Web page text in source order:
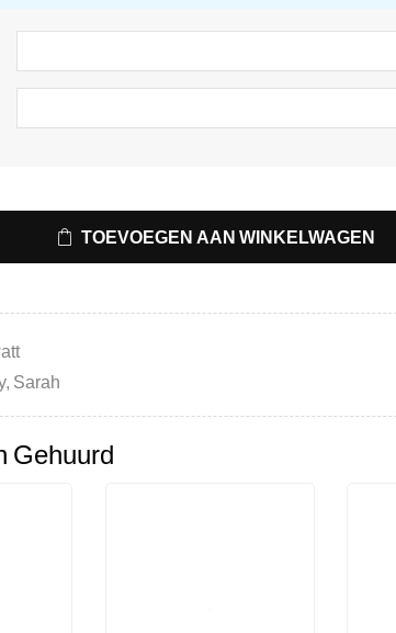
TOEVOEGEN AAN WINKELWAGEN
, Sarah
Gehuurd